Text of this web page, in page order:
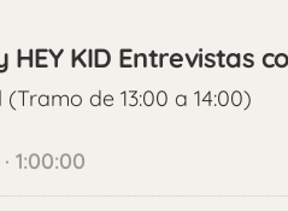
HEY KID Entrevistas
de 13:00 a 14:00)
1:00:00